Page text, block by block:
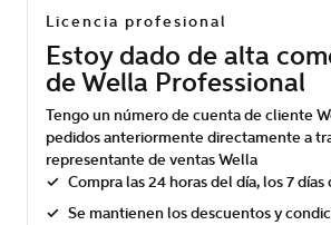
Licencia profesional
Estoy dado de alta
de Wella Professional
Tengo un número de cuenta de cliente
pedidos anteriormente directamente a
representante de ventas Wella
Compra las 24 horas del día, los 7 días
Se mantienen los descuentos y